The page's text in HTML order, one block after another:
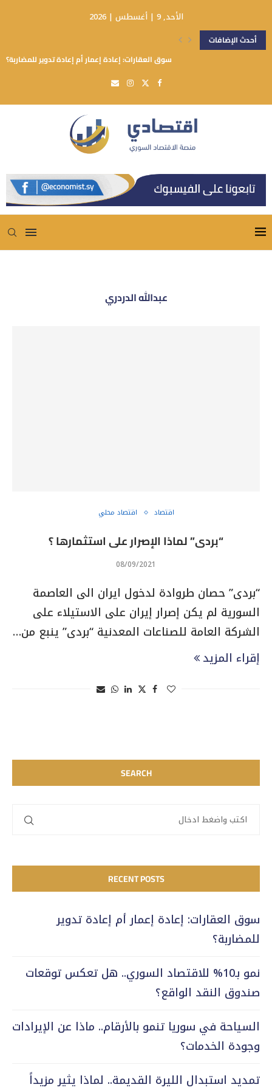
الأحد, 9 | أغسطس | 2026
أحدث الإضافات
سوق العقارات: إعادة إعمار أم إعادة تدوير للمضاربة؟
عبدالله الدردري
اقتصاد اقتصاد محلي
“بردى” لماذا الإصرار على استثمارها ؟
08/09/2021
“بردى” حصان طروادة لدخول ايران الى العاصمة
السورية لم يكن إصرار إيران على الاستيلاء على
الشركة العامة للصناعات المعدنية “بردى” ينبع من…
إقراء المزيد
SEARCH
RECENT POSTS
سوق العقارات: إعادة إعمار أم إعادة تدوير
للمضاربة؟
نمو بـ10% للاقتصاد السوري.. هل تعكس توقعات
صندوق النقد الواقع؟
السياحة في سوريا تنمو بالأرقام.. ماذا عن الإيرادات
وجودة الخدمات؟
تمديد استبدال الليرة القديمة.. لماذا يثير مزيداً